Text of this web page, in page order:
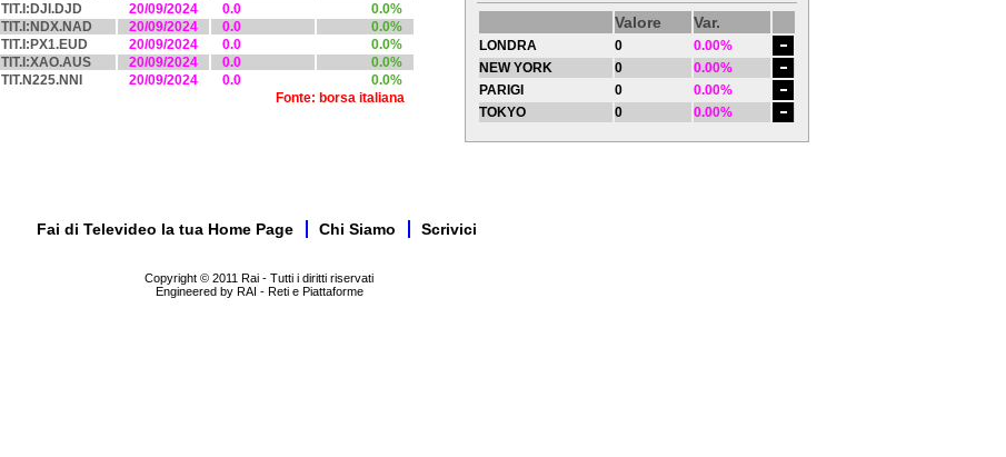
TIT.I:DJI.DJD 20/09/2024 0.0
0.0%
TIT.I:NDX.NAD 20/09/2024 0.0
0.0%
TIT.I:PX1.EUD 20/09/2024 0.0
0.0%
TIT.I:XAO.AUS 20/09/2024 0.0
0.0%
TIT.N225.NNI 20/09/2024 0.0
0.0%
Fonte: borsa italiana
Valore Var.
LONDRA 0
0.00%
NEW YORK
0
0.00%
PARIGI
0
0.00%
TOKYO
0 0.00%
Fai di Televideo la tua Home Page Chi Siamo Scrivici
Copyright © 2011 Rai - Tutti i diritti riservati
Engineered by RAI - Reti e Piattaforme